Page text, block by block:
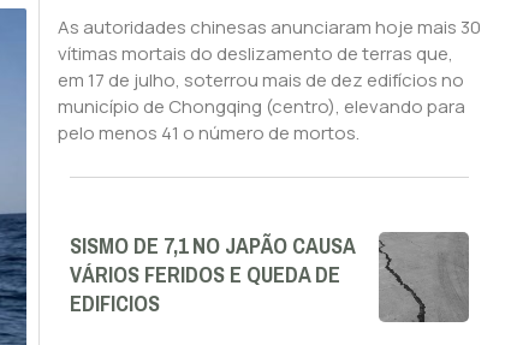
As autoridades chinesas anunciaram hoje mais 30
vítimas mortais do deslizamento de terras que,
em 17 de julho, soterrou mais de dez edifícios no
município de Chongqing (centro), elevando para
pelo menos 41 o número de mortos.
SISMO DE 7,1 NO JAPÃO CAUSA
VÁRIOS FERIDOS E QUEDA DE
EDIFICIOS